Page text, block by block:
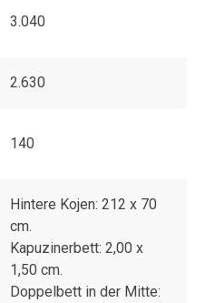
3.040
2.630
140
Hintere Kojen: 212 x 70
cm.
Kapuzinerbett: 2,00 x
1,50 cm.
Doppelbett in der Mitte: